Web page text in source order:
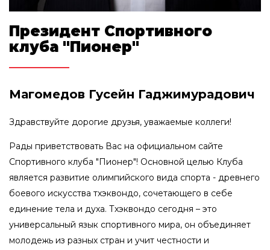
Президент Спортивного
клуба "Пионер"
Магомедов Гусейн Гаджимурадович
Здравствуйте дорогие друзья, уважаемые коллеги!
Рады приветствовать Вас на официальном сайте
Спортивного клуба "Пионер"! Основной целью Клуба
является развитие олимпийского вида спорта - древнего
боевого искусства тхэквондо, сочетающего в себе
единение тела и духа. Тхэквондо сегодня – это
универсальный язык спортивного мира, он объединяет
молодежь из разных стран и учит честности и